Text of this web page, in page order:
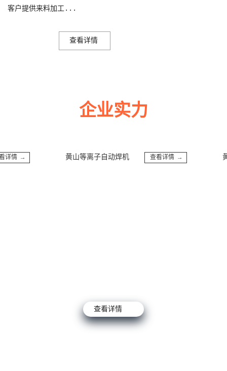
客户提供来料加工...
查看详情
企业实力
→ 查看详情 →
黄山等离子自动焊机 黄
查看详情